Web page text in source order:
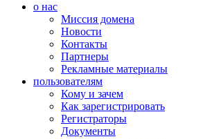
о нас
Миссия домена
Новости
Контакты
Партнеры
Рекламные материалы
пользователям
Кому и зачем
Как зарегистрировать
Регистраторы
Документы